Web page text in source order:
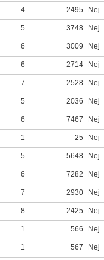
4 2495
Nej
5 3748
Nej
6 3009
Nej
6 2714
Nej
7 2528
Nej
5 2036
Nej
6 7467
Nej
1 25
Nej
5 5648
Nej
6 7282
Nej
7 2930
Nej
8 2425
Nej
1 566
Nej
1 567
Nej